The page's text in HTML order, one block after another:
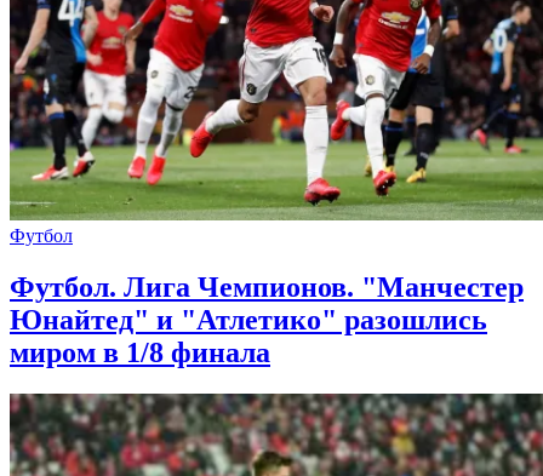
Футбол
Футбол. Лига Чемпионов. "Манчестер
Юнайтед" и "Атлетико" разошлись
миром в 1/8 финала